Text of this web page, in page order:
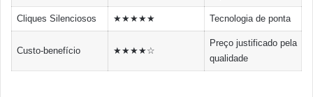
Cliques Silenciosos ★★★★★ Tecnologia de ponta
Custo-benefício ★★★★☆
Preço justificado pela
qualidade